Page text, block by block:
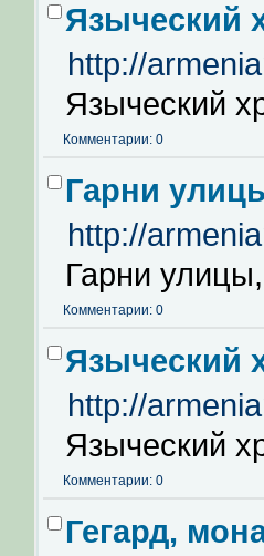
Языческий
http://
Языческий
Комментарии: 0
Гарни
http://
Гарни
Комментарии: 0
Языческий
http://
Языческий
Комментарии: 0
Гегард,